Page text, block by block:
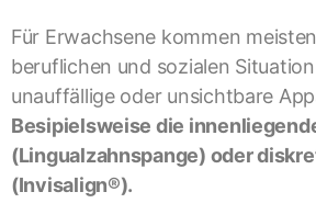
Für Erwachsene kommen
beruflichen und sozialen
unauffällige oder unsichtbare
Besipielsweise die
(Lingualzahnspange) oder
(Invisalign®).